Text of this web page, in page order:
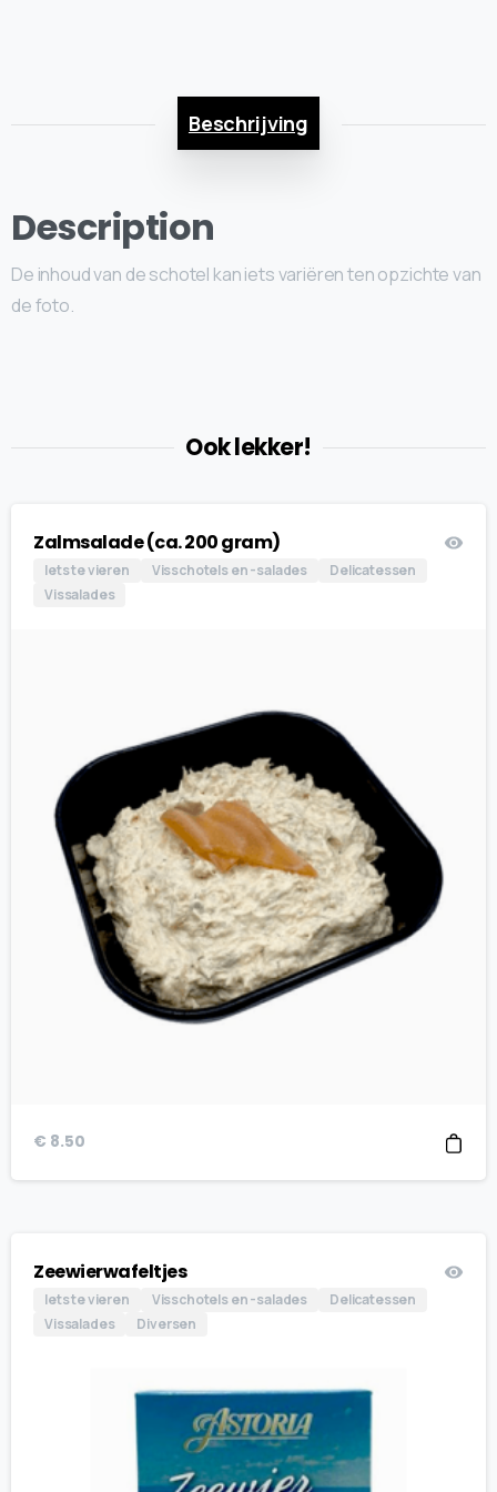
Beschrijving
Description
De inhoud van de schotel kan iets variëren ten opzichte van
de foto.
Ook lekker!
Zalmsalade (ca. 200 gram)
Iets te vieren Visschotels en -salades
Delicatessen
Vissalades
€ 8.50
Zeewierwafeltjes
Iets te vieren Visschotels en -salades
Delicatessen
Vissalades
Diversen